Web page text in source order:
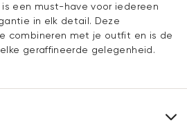
is een must-have voor iedereen
in elk detail. Deze
combineren met je outfit en is de
geraffineerde gelegenheid.